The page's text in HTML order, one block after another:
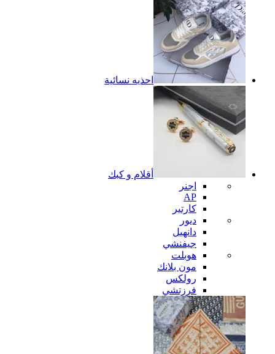
احذيه نسائية
أقلام و كبك
اجنر
AP
كارتير
ديور
دانهيل
جيفنشي
هوبلت
مون بلانك
رولكس
فرزتشي